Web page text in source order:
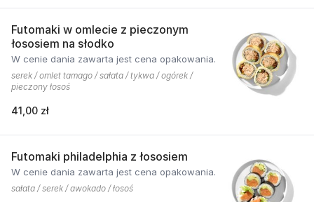
Futomaki w omlecie z pieczonym
łososiem na słodko
W cenie dania zawarta jest cena opakowania.
serek / omlet tamago / sałata / tykwa / ogórek /
pieczony łosoś
41,00 zł
Futomaki philadelphia z łososiem
W cenie dania zawarta jest cena opakowania.
sałata / serek / awokado / łosoś